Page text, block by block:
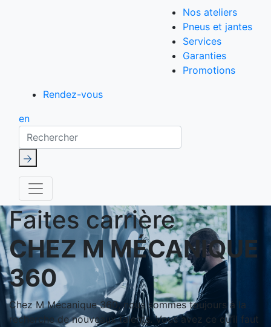
Nos ateliers
Pneus et jantes
Services
Garanties
Promotions
Rendez-vous
en
Rechercher
Faites carrière
CHEZ M MÉCANIQUE
360
Chez M Mécanique 360, nous sommes toujours à la
recherche de nouveaux talents. Vous avez ce qu’il faut